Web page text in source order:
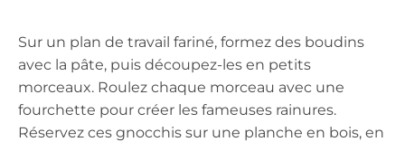
Sur un plan de travail fariné, formez des boudins
avec la pâte, puis découpez-les en petits
morceaux. Roulez chaque morceau avec une
fourchette pour créer les fameuses rainures.
Réservez ces gnocchis sur une planche en bois, en